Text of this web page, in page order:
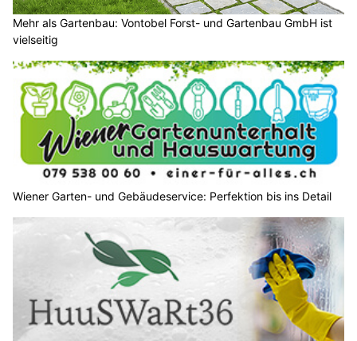
Mehr als Gartenbau: Vontobel Forst- und Gartenbau GmbH ist
vielseitig
Wiener Garten- und Gebäudeservice: Perfektion bis ins Detail